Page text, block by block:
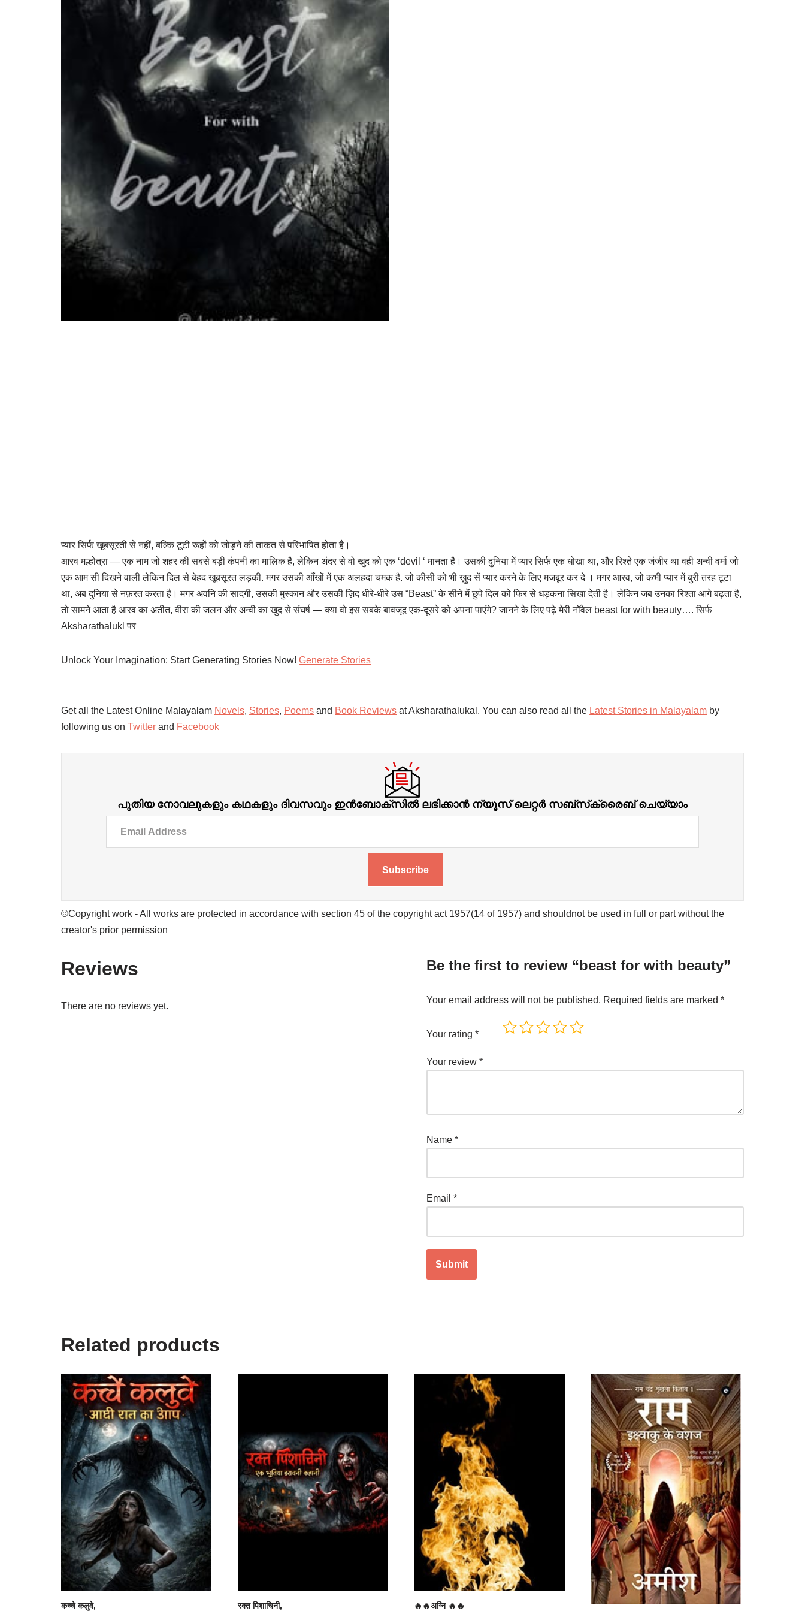
प्यार सिर्फ खूबसूरती से नहीं, बल्कि टूटी रूहों को जोड़ने की ताकत से परिभाषित होता है।
आरव मल्होत्रा — एक नाम जो शहर की सबसे बड़ी कंपनी का मालिक है, लेकिन अंदर से वो खुद को एक ‘devil ‘ मानता है। उसकी दुनिया में प्यार सिर्फ एक धोखा था, और रिश्ते एक जंजीर था वही अन्वी वर्मा जो
एक आम सी दिखने वाली लेकिन दिल से बेहद खूबसूरत लड़की. मगर उसकी आँखों में एक अलहदा चमक है. जो कीसी को भी ख़ुद सें प्यार करने के लिए मजबूर कर दे । मगर आरव, जो कभी प्यार में बुरी तरह टूटा
था, अब दुनिया से नफ़रत करता है। मगर अवनि की सादगी, उसकी मुस्कान और उसकी ज़िद धीरे-धीरे उस “Beast” के सीने में छुपे दिल को फिर से धड़कना सिखा देती है। लेकिन जब उनका रिश्ता आगे बढ़ता है,
तो सामने आता है आरव का अतीत, वीरा की जलन और अन्वी का खुद से संघर्ष — क्या वो इस सबके बावजूद एक-दूसरे को अपना पाएंगे? जानने के लिए पढ़े मेरी नॉवेल beast for with beauty…. सिर्फ
Aksharathalukl पर
Unlock Your Imagination: Start Generating Stories Now! Generate Stories
Get all the Latest Online Malayalam Novels, Stories, Poems and Book Reviews at Aksharathalukal. You can also read all the Latest Stories in Malayalam by
following us on Twitter and Facebook
പുതിയ നോവലുകളും കഥകളും ദിവസവും ഇന്‍ബോക്‌സില്‍ ലഭിക്കാന്‍ ന്യൂസ് ലെറ്റർ സബ്‌സ്‌ക്രൈബ് ചെയ്യാം
Subscribe
©Copyright work - All works are protected in accordance with section 45 of the copyright act 1957(14 of 1957) and shouldnot be used in full or part without the
creator's prior permission
Reviews
There are no reviews yet.
Be the first to review “beast for with beauty”
Your email address will not be published. Required fields are marked *
Your rating *
Your review *
Name *
Email *
Related products
कच्चे कलुवे, रक्त पिशाचिनी, 🔥🔥अग्नि 🔥🔥